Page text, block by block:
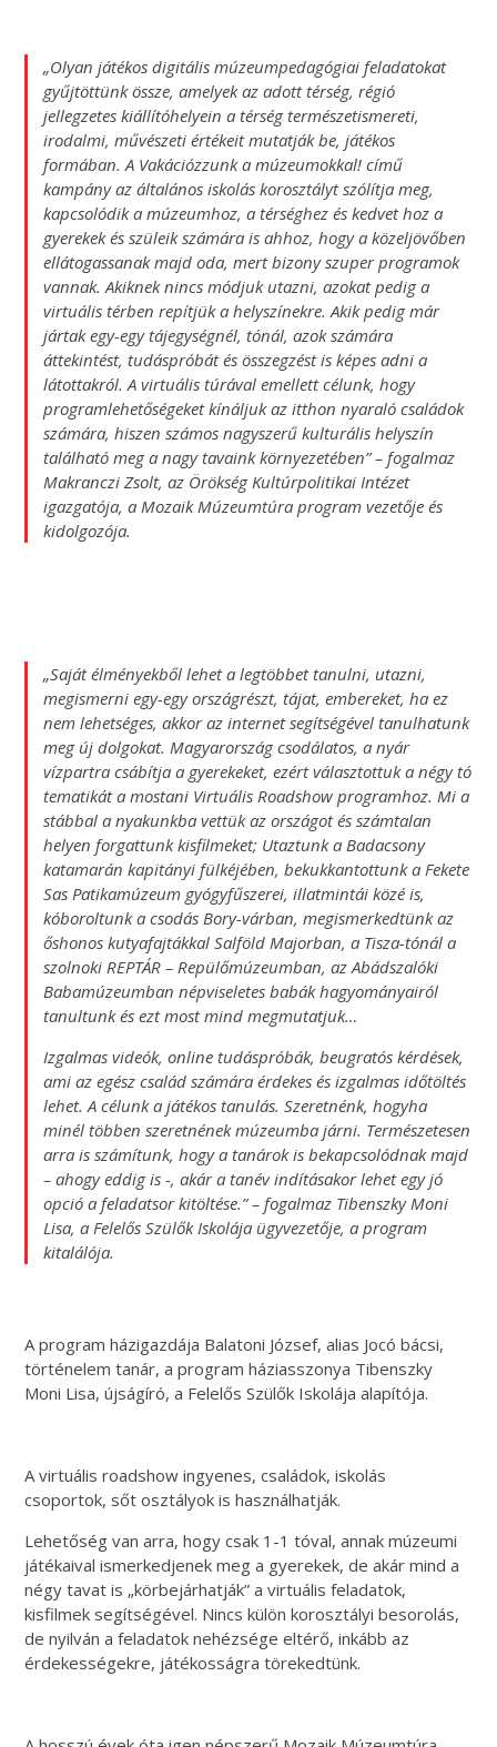
„Olyan játékos digitális múzeumpedagógiai feladatokat
gyűjtöttünk össze, amelyek az adott térség, régió
jellegzetes kiállítóhelyein a térség természetismereti,
irodalmi, művészeti értékeit mutatják be, játékos
formában. A Vakációzzunk a múzeumokkal! című
kampány az általános iskolás korosztályt szólítja meg,
kapcsolódik a múzeumhoz, a térséghez és kedvet hoz a
gyerekek és szüleik számára is ahhoz, hogy a közeljövőben
ellátogassanak majd oda, mert bizony szuper programok
vannak. Akiknek nincs módjuk utazni, azokat pedig a
virtuális térben repítjük a helyszínekre. Akik pedig már
jártak egy-egy tájegységnél, tónál, azok számára
áttekintést, tudáspróbát és összegzést is képes adni a
látottakról.A virtuális túrával emellett célunk, hogy
programlehetőségeket kínáljuk az itthon nyaraló családok
számára, hiszen számos nagyszerű kulturális helyszín
található meg a nagy tavaink környezetében”– fogalmaz
Makranczi Zsolt, az Örökség Kultúrpolitikai Intézet
igazgatója, a Mozaik Múzeumtúra program vezetője és
kidolgozója.
„Saját élményekből lehet a legtöbbet tanulni, utazni,
megismerni egy-egy országrészt, tájat, embereket, ha ez
nem lehetséges, akkor az internet segítségével tanulhatunk
meg új dolgokat. Magyarország csodálatos, a nyár
vízpartra csábítja a gyerekeket, ezért választottuk a négy tó
tematikát a mostani Virtuális Roadshowprogramhoz. Mi a
stábbal a nyakunkba vettük az országot és számtalan
helyen forgattunk kisfilmeket; Utaztunk a Badacsony
katamarán kapitányi fülkéjében, bekukkantottunk a Fekete
Sas Patikamúzeum gyógyfűszerei, illatmintái közé is,
kóboroltunk a csodás Bory-várban, megismerkedtünk az
őshonos kutyafajtákkal Salföld Majorban, a Tisza-tónál a
szolnoki REPTÁR – Repülőmúzeumban, az Abádszalóki
Babamúzeumban népviseletes babák hagyományairól
tanultunk és ezt most mind megmutatjuk…
Izgalmas videók, online tudáspróbák, beugratós kérdések,
ami az egész család számára érdekes és izgalmas időtöltés
lehet. A célunk a játékos tanulás. Szeretnénk, hogyha
minél többen szeretnének múzeumba járni. Természetesen
arra is számítunk, hogy a tanárok is bekapcsolódnak majd
– ahogy eddig is -, akár a tanév indításakor lehet egy jó
opció a feladatsor kitöltése.” – fogalmaz Tibenszky Moni
Lisa, a Felelős Szülők Iskolája ügyvezetője, a program
kitalálója.
A program házigazdája Balatoni József, alias Jocó bácsi,
történelem tanár, a program háziasszonya Tibenszky
Moni Lisa, újságíró, a Felelős Szülők Iskolája alapítója.
A virtuális roadshow ingyenes, családok, iskolás
csoportok, sőt osztályok is használhatják.
Lehetőség van arra, hogy csak 1-1 tóval, annak múzeumi
játékaival ismerkedjenek meg a gyerekek, de akár mind a
négy tavat is „körbejárhatják” a virtuális feladatok,
kisfilmek segítségével. Nincs külön korosztályi besorolás,
de nyilván a feladatok nehézsége eltérő, inkább az
érdekességekre, játékosságra törekedtünk.